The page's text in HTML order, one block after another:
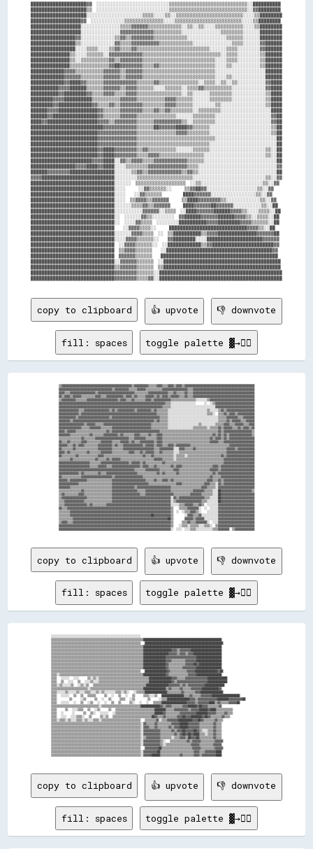
████████████████████▓▓  ░░░░░░░░░░░░░░░░░░░░░░░░░░▒▒▒▒▒▒▒▒▒▒▒▒▒▒▒▒▒▒▒▒▒▒▒▒▒▒▒▒░░██████████
████████████████████▒▒  ░░░░░░░░░░░░░░░░░░░░░░░░░░▒▒▒▒▒▒▒▒▒▒▒▒▒▒▒▒▒▒▒▒▒▒▒▒▒▒▒▒░░▓▓████████
████████████████████░░░░░░░░░░░░░░░░░░░░▒▒▒▒░░░░▒▒░░▒▒▒▒▒▒▒▒▒▒▒▒▒▒▒▒▒▒▒▒▒▒▒▒░░░░▒▒████████
██████████████████▓▓  ░░░░░░░░░░░░▒▒▒▒▒▒▒▒▒▒▒▒▒▒░░░░▒▒▒▒▒▒▒▒▒▒▒▒▒▒▒▒▒▒▒▒▒▒▒▒░░░░▒▒████████
██████████████████░░░░░░░░░░░░░░▒▒▒▒▓▓▓▓▓▓▒▒▒▒▒▒▒▒▒▒▒▒░░▒▒░░▒▒░░░░▒▒▒▒▒▒▒▒▒▒░░░░▒▒████████
██████████████████░░░░░░░░░░░░░░▓▓▓▓▓▓▓▓▓▓▓▓▒▒▒▒▒▒▒▒▒▒░░░░░░░░░░░░░░▒▒▒▒▒▒▒▒░░░░░░████████
████████████████▓▓░░░░░░░░░░░░▒▒▓▓▒▒▓▓▓▓▓▓▓▓▒▒▒▒▒▒▒▒▒▒▒▒░░░░░░░░░░░░░░▒▒▒▒▒▒░░░░░░████████
████████████████▒▒░░░░░░░░░░░░▓▓▒▒▒▒▓▓▓▓▓▓▓▓▓▓▒▒▒▒▒▒▒▒▒▒▒▒░░░░░░░░░░░░░░▒▒▒▒░░░░░░▓▓██████
████████████████░░░░▒▒▒▒░░░░▒▒▓▓▒▒▒▒▓▓▒▒▒▒▒▒▒▒▒▒▒▒▒▒▒▒▒▒▒▒▒▒▒▒▒▒░░░░░░▒▒▒▒░░░░░░░░▓▓██████
██████████████▒▒░░░░▒▒▒▒▒▒░░▓▓▓▓▓▓▓▓▓▓▓▓▒▒▒▒▒▒▒▒▒▒▒▒▒▒▒▒▒▒▒▒▒▒▒▒▒▒▒▒░░▒▒▒▒░░░░░░░░▒▒██████
██████████████▒▒░░▒▒▒▒▒▒▒▒▒▒▓▓▒▒▓▓▓▓▓▓▓▓▒▒▒▒▒▒▒▒▒▒▒▒▒▒▒▒▒▒▒▒▒▒▒▒▒▒░░░░▒▒▒▒░░░░░░░░▒▒██████
██████████████▒▒▒▒▒▒▒▒▒▒▒▒▒▒▓▓██▓▓▓▓▓▓▓▓▒▒▒▒▓▓▒▒▒▒▒▒▒▒▒▒▒▒▒▒▒▒▒▒▒▒░░░░▒▒░░░░░░░░░░▒▒██████
████████████▓▓▓▓▒▒▒▒▒▒▒▒▒▒▓▓▓▓▓▓▒▒▓▓▓▓▓▓▒▒▒▒▒▒▒▒▒▒▒▒▒▒▒▒▒▒▒▒▒▒▒▒▒▒░░░░░░░░░░░░░░░░░░██████
████████████▓▓▓▓▓▓▒▒▒▒▒▒▒▒▓▓▓▓▓▓▒▒▓▓▓▓▓▓▒▒▒▒▒▒▒▒▒▒▒▒▒▒▒▒▒▒▒▒▒▒▒▒▒▒░░░░▒▒░░░░░░░░░░░░██████
████████████▓▓████▓▓▒▒▒▒▒▒▓▓▓▓▓▓▓▓▓▓▓▓▒▒▒▒▒▒▓▓▒▒▒▒▒▒▒▒▒▒▒▒▒▒░░▒▒▒▒░░▒▒░░▒▒░░░░░░░░░░▓▓████
██████████▓▓▓▓██████▒▒▒▒▒▒▓▓▓▓▓▓▒▒▓▓▓▓▒▒▒▒▒▒░░░░▒▒▒▒▒▒░░▒▒▒▒▓▓▒▒▒▒▒▒▒▒▒▒░░░░░░░░░░░░▓▓████
██████████▓▓████████▓▓▒▒▒▒▓▓▓▓▒▒▒▒▓▓▓▓▒▒▒▒▒▒▒▒▒▒▒▒▒▒▒▒░░▒▒░░░░░░▒▒▒▒▒▒▒▒░░░░░░░░░░░░▒▒████
████████▓▓▓▓██████████▒▒▒▒▒▒▒▒▒▒▓▓▓▓▓▓▒▒▒▒▒▒▒▒▒▒▓▓▓▓▒▒▒▒▒▒░░░░░░▒▒▒▒▒▒▒▒░░░░░░░░░░░░▒▒████
████████▓▓████████████▓▓▒▒▒▒▓▓▒▒▓▓▓▓▓▓▓▓▒▒▒▒▒▒▒▒▓▓▓▓▒▒▒▒▒▒░░░░░░░░▒▒░░░░░░░░░░░░░░░░▒▒████
██████▓▓▓▓██████████████▓▓▒▒▒▒▒▒▓▓▓▓▓▓▓▓▒▒▒▒▓▓▒▒▓▓▒▒▒▒▒▒▒▒░░▒▒▒▒▒▒▒▒░░░░░░░░░░░░░░░░░░████
██████▓▓████████████████▓▓▒▒▒▒▒▒▓▓▓▓▓▓▒▒▒▒▒▒▒▒▒▒▒▒▒▒░░░░░░▒▒▒▒▒▒▒▒░░░░░░░░░░░░░░░░░░░░▓▓██
████▓▓██████████████████▓▓▓▓▒▒▓▓▓▓▓▓▓▓▒▒▒▒▒▒▓▓▓▓▓▓▓▓▓▓▒▒░░▒▒▒▒▒▒▒▒░░░░░░░░░░░░░░░░░░░░▓▓██
██████████████████████████▓▓▓▓▓▓▓▓▓▓▓▓▒▒▒▒▒▒██▓▓▓▓▓▓████▓▓▒▒▒▒▒▒░░░░░░░░░░░░░░░░░░░░░░▒▒██
████████████████████████▓▓▓▓▓▓▓▓▓▓▓▓▓▓▒▒▒▒▒▒▒▒▒▒▒▒▒▒▓▓▓▓▒▒▒▒▒▒▒▒░░░░░░░░░░░░░░░░░░░░░░▒▒██
████████████████████████▓▓▓▓▓▓▓▓▓▓▓▓▓▓▒▒▒▒▒▒▒▒▒▒▒▒▒▒▒▒▒▒▒▒▒▒▒▒▒▒▒▒░░░░░░░░░░░░░░░░░░░░░░██
████████████████████████▓▓▓▓▓▓▓▓▓▓▓▓▓▓▒▒▒▒▒▒▒▒▒▒▒▒▒▒▒▒▒▒▒▒▒▒▒▒▒▒░░░░░░░░░░░░░░░░░░░░░░░░██
████████████████████████▓▓████▓▓▓▓▓▓▓▓▒▒▓▓▒▒▒▒▒▒▒▒▒▒░░░░░░▒▒▒▒▒▒░░░░░░░░░░░░░░░░░░░░▒▒░░██
████████████████████████▓▓████▓▓▓▓▓▓▓▓▒▒▒▒▓▓▓▓▒▒▒▒▒▒▒▒▒▒▒▒▒▒▒▒░░░░░░░░░░░░░░░░░░░░░░▒▒░░██
██████████████████████▓▓▓▓████░░▓▓▒▒▓▓▓▓▒▒▒▒▓▓▓▓▓▓▓▓▓▓▓▓▒▒▒▒▒▒░░░░░░░░░░░░░░░░░░░░░░░░░░██
████████████████▓▓▓▓████▓▓████░░░░▒▒▒▒▒▒▒▒▓▓▓▓▓▓▓▓▓▓▓▓▓▓▒▒▒▒░░░░░░░░░░░░░░░░░░░░░░░░░░░░▓▓
██████▓▓▓▓▓▓▓▓████████████████░░░░░░▒▒▓▓▒▒▓▓▓▓▓▓▓▓▓▓▓▓▒▒▓▓▒▒░░░░░░░░░░░░░░░░░░░░░░░░░░░░██
▓▓▓▓██████████████████████████░░░░░░░░▒▒▒▒▒▒▒▒▒▒▒▒▒▒▒▒▒▒▒▒░░░░░░░░░░░░░░░░░░░░░░░░░░▒▒░░▓▓
██████████████████████████████░░░░░░  ▒▒▒▒▒▒▒▒▒▒▒▒▒▒▒▒▒▒  ░░▒▒░░░░░░░░░░░░░░░░░░░░░░▒▒░░▓▓
██████████████████████████████░░░░      ░░▓▓▒▒▒▒▒▒░░      ▒▒▓▓██▓▓░░░░░░░░░░░░░░░░░░▒▒░░▓▓
██████████████████████████████░░░░    ░░▓▓▒▒▒▒▒▒          ████▓▓▓▓▓▓░░░░░░░░░░░░░░░░▒▒░░▓▓
██████████████████████████████░░░░  ▒▒▓▓▓▓▒▒▓▓▓▓▓▓      ▒▒████▓▓▓▓▓▓▓▓▒▒░░░░░░░░░░░░▒▒░░▓▓
██████████████████████████████░░░░░░▒▒▒▒▓▓▒▒▓▓▓▓▓▓      ████▓▓▓▓▓▓██▓▓▓▓▓▓░░░░░░░░░░▒▒░░██
██████████████████████████████░░░░░░░░░░▓▓▓▓▓▓░░▒▒▒▒  ░░████▓▓▓▓▓▓██████▓▓▓▓▒▒░░░░▒▒▒▒░░██
██████████████████████████████░░  ░░░░░░▓▓▒▒░░░░░░░░  ▓▓██████▓▓▓▓▓▓██████▓▓▓▓▒▒░░▒▒▒▒░░██
██████████████████████████████░░  ░░░░▓▓▒▒▒▒  ░░░░░░░░██████████▓▓▓▓████████▓▓▓▓▒▒▒▒▒▒░░██
██████████████████████████████    ░░▓▓▓▓▒▒▒▒░░      ████████████████████████████▓▓▓▓▒▒░░██
██████████████████████████████░░░░░░▓▓▓▓▒▒▒▒  ░░  ▒▒██████████▒▒▓▓▓▓██████████████▓▓▓▓▓▓██
██████████████████████████████░░░░▓▓▓▓▒▒▒▒▒▒░░    ▓▓████████░░░░████████████████████▓▓▓▓▓▓
██████████████████████████████  ░░▓▓▓▓▒▒▒▒▒▒░░  ░░████████████▒▒▓▓██████████████████████▓▓
██████████████████████████████  ▒▒▓▓▓▓▒▒▒▒▒▒    ░░██████████████████████████████████████▓▓
██████████████████████████████  ▓▓▓▓▓▓▒▒▒▒▒▒    ██████████████████████████████████████████
██████████████████████████████░░▓▓▓▓▓▓▒▒▒▒▒▒  ░░██████████████████████████████████████████
██████████████████████████████▒▒▓▓▓▓▓▓▒▒▒▒▒▒  ▒▒██████████████████████████████████████████
██████████████████████████████▓▓▓▓▓▓▓▓▒▒▒▒▒▒░░████████████████████████████████████████████
copy to clipboard 👍 upvote 👎 downvote
fill: spaces toggle palette ▓→✊🏽
▒▒▓▓▓▓▓▓▓▓▓▓▓▓▓▓▓▓▓▓▓▓▓▓▓▓▓▓▓▓▓▓▓▓▓▓▓▓▓▓▓▓▓▓▓▓▓▓▓▓▓▓▒▒▓▓▓▓▓▓▓▓▓▓▒▒▒▒▒▒▓▓▓▓▒▒▒▒▓▓▓▓▒▒▓▓▓▓▒▒▓▓▓▓▓▓▓▓▓▓▓▓▓▓▓▓▓▓▓▓▓▓▓▓▓▓▓▓▓▓▓▓▓▓▓▓▓▓▓▓▓▓▓▓▓▓▓▓▓▓
▓▓▓▓▓▓▓▓▓▓▓▓▓▓▓▓▓▓▓▓▓▓▓▓▓▓▓▓▓▓▓▓▓▓▓▓▓▓▒▒▓▓▓▓▓▓▓▓▓▓▒▒▒▒▒▒▓▓▓▓▓▓▒▒▒▒▒▒▒▒▒▒▒▒▓▓▓▓▓▓▓▓▓▓▓▓▓▓▓▓▓▓▒▒▒▒▓▓▓▓▓▓▓▓▓▓▓▓▓▓▓▓▓▓▓▓▓▓▓▓▓▓▓▓▓▓▓▓▓▓▓▓▓▓▓▓▓▓▓▓
▓▓▓▓▒▒▒▒▓▓▓▓▓▓▓▓▓▓▓▓▓▓▓▓▓▓▒▒▓▓▓▓▓▓▓▓▓▓▓▓▓▓▓▓▓▓▓▓▓▓▓▓▓▓▒▒▒▒▒▒▒▒▒▒▓▓▓▓▓▓▓▓▓▓▓▓▓▓▒▒▒▒▓▓▒▒▒▒▒▒▓▓▒▒▒▒▓▓▓▓▓▓▓▓▓▓▓▓▓▓▓▓▓▓▓▓▓▓▓▓▓▓▓▓▓▓▓▓▓▓▓▓▓▓▓▓▓▓▓▓
▓▓▒▒▓▓▓▓▒▒▓▓▓▓▓▓▒▒▒▒▒▒▒▒▒▒▓▓▓▓▒▒▒▒▓▓▓▓▓▓▓▓▓▓▓▓▒▒▓▓▓▓▒▒▓▓▒▒▒▒▒▒▓▓▓▓▓▓▒▒▓▓▒▒▓▓▓▓▒▒▓▓▓▓▓▓▒▒▒▒▓▓▒▒▒▒▓▓▓▓▓▓▓▓▓▓▓▓▓▓▓▓▓▓▓▓▓▓▓▓▓▓▓▓▓▓▓▓▓▓▓▓▓▓▓▓▓▓▓▓
▒▒▓▓▓▓▓▓▓▓▓▓▒▒▒▒▒▒▒▒▓▓▓▓▓▓▓▓▓▓▓▓▓▓▓▓▓▓▓▓▓▓▒▒▓▓▓▓▒▒▒▒▓▓▒▒▒▒▒▒▒▒▓▓▓▓▒▒▓▓▓▓▓▓▓▓▓▓▓▓▒▒▒▒▒▒▒▒▒▒▒▒▒▒▒▒▒▒░░░░░░░░▒▒▓▓▓▓▓▓▓▓▓▓▓▓▓▓▓▓▓▓▓▓▓▓▓▓▓▓▓▓▓▓▓▓
▓▓▓▓▓▓▓▓▓▓▓▓▓▓▓▓▓▓▓▓▓▓▓▓▓▓▓▓▓▓▓▓▓▓▓▓▓▓▓▓▓▓▓▓▓▓▓▓▓▓▓▓▓▓▓▓▓▓▓▓▓▓▓▓▓▓▓▓▓▓▓▓▓▓▓▓▒▒▒▒░░░░░░░░░░░░░░░░░░      ░░  ░░▒▒▓▓▓▓▓▓▓▓▓▓▓▓▓▓▓▓▓▓▓▓▓▓▓▓▓▓▓▓
▓▓▓▓▓▓▓▓▓▓▓▓▓▓▓▓▓▓▓▓▓▓▓▓▓▓▓▓▓▓▓▓▓▓▓▓▓▓▓▓▓▓▓▓▓▓▓▓▓▓▓▓▓▓▓▓▓▓▓▓▓▓▓▓▓▓▓▓▓▓▓▓▓▓▒▒▒▒▒▒░░░░░░░░░░░░░░░░░░░░░░░░░░░░░░░░▓▓▓▓▓▓▓▓▓▓▓▓▓▓▓▓▓▓▓▓▓▓▓▓▓▓▓▓
▓▓▓▓▓▓▓▓▓▓▓▓▓▓▒▒▒▒▓▓▓▓▓▓▓▓▓▓▓▓▓▓▓▓▓▓▒▒▓▓▒▒▓▓▓▓▓▓▓▓▓▓▓▓▒▒▓▓▓▓▓▓▓▓▓▓▒▒▓▓▒▒▒▒▒▒▒▒░░░░░░░░░░░░░░░░░░░░░░░░░░░░▒▒░░░░░░▒▒▓▓▒▒▓▓▓▓▓▓▓▓▓▓▓▓▓▓▓▓▓▓▓▓
▓▓▓▓▓▓▓▓▓▓▓▓▓▓▒▒▓▓▓▓▓▓▓▓▓▓▓▓▓▓▓▓▓▓▓▓▓▓▓▓▓▓▓▓▓▓▓▓▓▓▓▓▓▓▓▓▓▓▓▓▓▓▓▓▓▓▓▓▓▓▒▒▒▒▒▒▒▒░░░░░░░░░░░░░░░░░░░░░░░░░░░░▒▒▒▒░░  ▒▒▒▒▓▓▒▒▓▓▓▓▒▒▓▓▓▓▓▓▓▓▓▓▓▓
▓▓▓▓▓▓▓▓▓▓▓▓▒▒▓▓▓▓▓▓▓▓▓▓▓▓▓▓▓▓▓▓▓▓▓▓▒▒▓▓▓▓▓▓▓▓▓▓▓▓▓▓▓▓▓▓▓▓▓▓▓▓▓▓▓▓▓▓▓▓▓▓▒▒▒▒▒▒░░░░░░░░░░░░░░░░░░░░░░░░░░░░░░░░░░░░▒▒▒▒▒▒▓▓▓▓▓▓▓▓▒▒▒▒▓▓▓▓▓▓▓▓
▓▓▓▓▓▓▓▓▒▒▓▓▓▓▓▓▓▓▓▓▓▓▓▓▓▓▓▓▓▓▓▓▓▓▓▓▓▓▓▓▓▓▓▓▓▓▓▓▓▓▓▓▓▓▓▓▓▓▓▓▓▓▓▓▓▓▓▓▒▒▓▓▒▒▒▒▒▒░░░░░░░░░░░░░░░░░░░░░░░░░░░░░░░░░░░░▒▒▒▒▒▒▓▓▒▒▓▓▓▓▓▓▒▒▒▒▓▓▓▓▓▓
▓▓▓▓▓▓▓▓▓▓▓▓▓▓▓▓▓▓▒▒▓▓▓▓▓▓▒▒▒▒▒▒▓▓▓▓▓▓▓▓▓▓▓▓▓▓▓▓▓▓▓▓▓▓▓▓▓▓▓▓▓▓▓▓▓▓▒▒▒▒▒▒▒▒▒▒▒▒░░░░░░░░░░░░░░░░░░░░░░▒▒░░░░░░░░░░▒▒▒▒▒▒▓▓▓▓▒▒▒▒▓▓▓▓▓▓▒▒▒▒▓▓▓▓
▓▓▓▓▓▓▓▓▓▓▓▓▓▓▓▓▒▒▒▒▒▒▓▓▓▓▓▓▓▓▒▒▒▒▒▒▒▒▓▓▓▓▓▓▓▓▓▓▓▓▓▓▓▓▓▓▓▓▓▓▓▓▓▓▓▓▒▒▒▒▒▒▒▒▒▒▒▒░░░░░░░░░░░░░░░░░░▒▒▒▒▒▒▒▒▒▒░░▒▒▒▒▒▒▓▓▒▒▓▓▓▓▓▓▒▒▒▒▓▓▒▒▓▓▓▓▒▒▓▓
▓▓▓▓▒▒▓▓▓▓▓▓▒▒▒▒▒▒▒▒▒▒▒▒▒▒▒▒▒▒▒▒▒▒▓▓▒▒▓▓▓▓▓▓▓▓▓▓▓▓▓▓▓▓▓▓▓▓▓▓▓▓▓▓▓▓▓▓▓▓▓▓▒▒▒▒▒▒▒▒▒▒▒▒▒▒▒▒▒▒▒▒▒▒▒▒▒▒▒▒▒▒▒▒▒▒▒▒▒▒▒▒▒▒▓▓▒▒▓▓▓▓▓▓▓▓▓▓▓▓▓▓▓▓▓▓▓▓▒▒
▓▓▓▓▓▓▓▓▒▒▒▒▒▒▒▒▒▒▒▒▒▒▓▓▒▒▒▒▒▒▒▒▓▓▓▓▓▓▓▓▓▓▒▒▓▓▒▒▒▒▒▒▒▒▓▓▓▓▒▒▒▒▒▒▓▓▒▒▒▒▓▓▓▓▒▒▒▒▒▒▒▒▒▒▒▒▒▒▒▒▒▒▒▒▒▒▒▒▒▒▒▒▒▒▒▒▒▒▒▒▓▓▒▒▓▓▒▒▓▓▒▒▓▓▓▓▓▓▓▓▓▓▓▓▓▓▓▓▒▒
▒▒▒▒▒▒▒▒▒▒▒▒▒▒▒▒▓▓▒▒▒▒▒▒▒▒▓▓▓▓▓▓▓▓▓▓▓▓▓▓▓▓▓▓▓▓▓▓▓▓▒▒▒▒▓▓▓▓▓▓▓▓▒▒▒▒▒▒▒▒▓▓▓▓▒▒▒▒▒▒▒▒▒▒▒▒▒▒▒▒▒▒▒▒▒▒▒▒▒▒▒▒▒▒▒▒▒▒▓▓▒▒▓▓▓▓▒▒▓▓▒▒▓▓▓▓▓▓▓▓▓▓▓▓▓▓▓▓▓▓
▓▓▒▒▒▒▓▓▒▒▒▒▒▒▒▒▓▓▓▓▒▒▒▒▒▒▒▒▒▒▓▓▓▓▓▓▓▓▒▒▒▒▒▒▓▓▓▓▓▓▒▒▓▓▒▒▒▒▓▓▓▓▓▓▓▓▓▓▒▒▓▓▓▓▒▒▒▒▒▒▒▒▒▒▒▒▒▒▒▒▒▒▒▒▒▒▒▒▒▒▒▒▒▒▒▒▒▒▓▓▓▓▓▓▒▒▒▒▓▓▓▓▓▓▓▓▓▓▓▓▓▓▓▓▓▓▓▓▓▓
▓▓▓▓▓▓▒▒▒▒▓▓▒▒▓▓▓▓▒▒▒▒▒▒▒▒▒▒▓▓▓▓▓▓▓▓▓▓▒▒▓▓▒▒▒▒▓▓▓▓▓▓▓▓▓▓▓▓▓▓▒▒▓▓▓▓▓▓▒▒▓▓▓▓▒▒▒▒▓▓▓▓▒▒▓▓▓▓▓▓▓▓▓▓▒▒▒▒▒▒▒▒▒▒▒▒▒▒▒▒▒▒▒▒▒▒▒▒▒▒▒▒▓▓▓▓▓▓▓▓▓▓▓▓▓▓▓▓▓▓
▓▓▒▒▒▒▒▒▒▒▓▓▒▒▒▒▒▒▒▒▒▒▒▒▒▒▒▒▓▓▓▓▓▓▓▓▓▓▒▒▒▒▒▒▒▒▓▓▓▓▓▓▓▓▓▓▓▓▓▓▓▓▓▓▓▓▓▓▒▒▒▒▓▓▓▓▓▓▓▓▓▓░░░░▓▓▓▓▒▒▒▒▒▒▓▓▒▒▒▒▒▒▒▒▒▒▒▒▒▒▒▒▒▒▒▒▒▒▓▓▓▓▓▓▒▒▓▓▓▓▓▓▓▓▓▓▓▓
▓▓▓▓▒▒▓▓▒▒▒▒▒▒▒▒▒▒▒▒▓▓▒▒▒▒▒▒▒▒▓▓▓▓▓▓▓▓▒▒▒▒▒▒▒▒▒▒▒▒▓▓▓▓▒▒▒▒▓▓▒▒▓▓▓▓▓▓▒▒▒▒▓▓▒▒▒▒▒▒▒▒░░░░▒▒▒▒▒▒▒▒▒▒▒▒▒▒▒▒▒▒▒▒▒▒▒▒▒▒▒▒▒▒▒▒▒▒▓▓▓▓▓▓▓▓▓▓▓▓▓▓▓▓▓▓▓▓
▓▓▒▒▒▒▒▒▒▒▒▒▓▓▒▒▒▒▒▒▒▒▒▒▒▒▒▒▓▓▓▓▒▒▒▒▒▒▒▒▒▒▒▒▒▒▒▒▒▒▒▒▒▒▒▒▒▒▒▒▓▓▒▒▒▒▓▓▒▒▒▒▒▒▒▒▒▒▒▒▒▒░░▒▒▒▒▒▒░░▒▒▒▒▒▒▒▒▒▒▒▒▒▒▒▒▒▒▒▒▒▒▒▒▓▓▒▒▓▓▓▓▓▓▓▓▓▓▓▓▓▓▓▓▓▓▓▓
▒▒▒▒▒▒▒▒▓▓▒▒▒▒▒▒▒▒▒▒▒▒▒▒▒▒▓▓▒▒▒▒▒▒▓▓▒▒▓▓▓▓▓▓▒▒▒▒▒▒▒▒▒▒▒▒▒▒▒▒▒▒▒▒▒▒▒▒▓▓▓▓▓▓▒▒▒▒▒▒▒▒░░▒▒▒▒▒▒▒▒▒▒▒▒▒▒▒▒▒▒▒▒▒▒▒▒▒▒▒▒▒▒▒▒▒▒▓▓▓▓▓▓▓▓▓▓▓▓▓▓▓▓▓▓▓▓▓▓
▓▓▓▓▓▓▓▓▓▓▓▓▓▓▓▓▓▓▓▓▓▓▒▒▒▒▒▒▒▒▓▓▓▓▓▓▓▓▓▓▓▓▓▓▓▓▓▓▓▓▒▒▓▓▓▓▓▓▒▒▓▓▒▒▒▒▒▒▒▒▒▒▒▒▓▓▒▒▒▒▒▒▒▒▒▒▒▒▒▒▒▒▒▒▒▒▒▒▒▒▒▒▒▒▒▒▒▒▒▒▒▒▒▒▒▒▒▒▓▓▓▓▓▓▓▓▓▓▓▓▓▓▓▓▓▓▓▓▓▓
▓▓▓▓▓▓▓▓▓▓▓▓▓▓▓▓▓▓▓▓▓▓▒▒▒▒▒▒▓▓▓▓▓▓▒▒▒▒▓▓▓▓▓▓▓▓▓▓▓▓▓▓▓▓▓▓▓▓▒▒▓▓▓▓▒▒▒▒▓▓▒▒▒▒▒▒▒▒▒▒▓▓▒▒▓▓▓▓▒▒▒▒▒▒▒▒▒▒▒▒▒▒▒▒▒▒▒▒▒▒▓▓▓▓▒▒▓▓▓▓▓▓▓▓▓▓▓▓▓▓▓▓▓▓▓▓▓▓▓▓
▓▓▓▓▓▓▓▓▓▓▓▓▓▓▓▓▓▓▓▓▓▓▓▓▓▓▓▓▓▓▓▓▓▓▓▓▓▓▓▓▓▓▓▓▓▓▓▓▓▓▓▓▓▓▒▒▒▒▒▒▒▒▓▓▓▓▓▓▓▓▓▓▒▒▒▒▒▒▒▒▒▒▓▓▓▓▒▒▒▒▒▒▒▒▒▒▒▒▒▒▒▒▒▒▒▒▒▒▓▓▓▓▓▓▒▒▓▓▓▓▓▓▓▓▓▓▓▓▓▓▓▓▓▓▓▓▓▓▓▓
▓▓▓▓▓▓▓▓▓▓▓▓▓▓▒▒▓▓▒▒▒▒▒▒▒▒▒▒▓▓▒▒▒▒▓▓▓▓▓▓▓▓▓▓▓▓▓▓▓▓▓▓▓▓▓▓▒▒▒▒▒▒▒▒▒▒▒▒▒▒▓▓▒▒▓▓▒▒▒▒▒▒▒▒▓▓▒▒▒▒▒▒▒▒▒▒▒▒▒▒▒▒▒▒▒▒▒▒▒▒▓▓▒▒▓▓▓▓▓▓▓▓▓▓▓▓▓▓▓▓▓▓▓▓▓▓▓▓▓▓
▓▓▒▒▒▒▒▒▒▒▒▒▒▒▒▒▓▓▓▓▓▓▓▓▓▓▓▓▓▓▓▓▓▓▓▓▓▓▒▒▓▓▓▓▓▓▓▓▓▓▓▓▓▓▓▓▓▓▓▓▒▒▒▒▒▒▒▒▒▒▒▒▒▒▒▒▒▒▒▒▒▒▒▒▒▒▒▒▒▒▒▒▒▒▒▒▒▒▒▒▒▒▒▒▒▒▒▒▓▓▒▒▒▒▒▒▓▓▓▓▓▓▓▓▓▓▓▓▓▓▓▓▓▓▓▓▓▓▓▓
▓▓▓▓▓▓▒▒▓▓▓▓▓▓▓▓▓▓▓▓▒▒▒▒▒▒▒▒▒▒▒▒▒▒▒▒▒▒▓▓▓▓▓▓▓▓▓▓▓▓▓▓▓▓▓▓▓▓▓▓▓▓▒▒▒▒▒▒▓▓▒▒▒▒▓▓▓▓▒▒▓▓▒▒▒▒▒▒▒▒▒▒▒▒▒▒▒▒▒▒▒▒▒▒▒▒▓▓▓▓▒▒▒▒▓▓▒▒▓▓▓▓▓▓▓▓▓▓▓▓▓▓▓▓▓▓▓▓▓▓
▓▓▓▓▓▓▓▓▓▓▓▓▓▓▒▒▒▒▒▒▒▒▒▒▒▒▒▒▒▒▒▒▒▒▒▒▒▒▓▓▓▓▓▓▓▓▓▓▓▓▓▓▓▓▓▓▓▓▓▓▓▓▓▓▒▒▒▒▒▒▒▒▒▒▒▒▒▒▒▒▒▒▒▒▓▓▓▓▒▒▒▒▒▒▒▒▒▒▒▒▒▒▒▒▓▓▓▓▒▒▒▒░░▓▓▒▒▓▓▓▓▓▓▓▓▓▓▓▓▓▓▓▓▓▓▓▓▓▓
▓▓▓▓▓▓▓▓▒▒▒▒▒▒▒▒▒▒▒▒▒▒▒▒▒▒▒▒▒▒▒▒▒▒▒▒▒▒▓▓▓▓▓▓▓▓▓▓▓▓▓▓▓▓▒▒▓▓▓▓▓▓▓▓▓▓▓▓▓▓▓▓▓▓▓▓▓▓▓▓▒▒▒▒▒▒▒▒▒▒▒▒▒▒▒▒▒▒▒▒▒▒▓▓▓▓▒▒▒▒▒▒░░▓▓▓▓▓▓▓▓▓▓▓▓▓▓▓▓▓▓▓▓▓▓▓▓▓▓
▒▒▒▒▒▒▒▒▒▒▒▒▒▒▒▒▓▓▒▒▒▒▒▒▒▒▒▒▒▒▒▒▒▒▒▒▒▒▓▓▓▓▓▓▓▓▓▓▓▓▓▓▓▓▓▓▒▒▒▒▒▒▓▓▓▓▓▓▓▓▓▓▓▓▓▓▓▓▓▓▒▒▒▒▒▒▒▒▒▒▒▒▒▒▒▒▓▓▓▓▓▓▓▓▒▒▒▒▒▒░░░░██▓▓▓▓▓▓▓▓▓▓▓▓▓▓▓▓▓▓▓▓▓▓▒▒
▒▒▓▓▒▒▒▒▒▒▒▒▒▒▓▓▓▓▒▒▒▒▒▒▒▒▒▒▒▒▒▒▒▒▒▒▒▒▓▓▓▓▓▓▓▓▓▓▓▓▓▓▓▓▓▓▓▓▒▒▒▒▓▓▓▓▓▓▓▓▓▓▓▓▓▓▓▓▓▓▓▓▒▒▒▒▒▒▒▒▒▒▒▒▓▓▓▓▓▓▓▓▒▒▒▒▒▒▒▒░░░░██▓▓▓▓▓▓▓▓▓▓▓▓▓▓▓▓▓▓▓▓▓▓▓▓
▒▒▓▓▓▓▓▓▓▓▓▓▓▓▓▓▓▓▓▓▒▒▒▒▒▒▒▒▒▒▒▒▒▒▒▒▒▒▓▓▓▓▓▓▓▓▓▓▓▓▓▓▓▓▓▓▓▓▓▓▓▓▓▓▓▓▓▓▓▓▓▓▓▓▓▓▓▓▓▓░░▓▓▒▒▓▓▓▓▓▓▓▓▓▓▓▓▓▓▓▓▓▓▒▒▒▒░░░░░░██▓▓▓▓▓▓▓▓▓▓▓▓▓▓▓▓▓▓▓▓▓▓▓▓
▒▒▒▒▓▓▓▓▓▓▓▓▓▓▓▓▓▓▒▒▒▒▒▒▒▒▒▒▒▒▒▒▒▒▒▒▒▒▓▓▓▓▓▓▓▓▓▓▓▓▓▓▓▓▓▓▓▓▓▓▓▓▓▓▓▓▓▓▓▓▓▓▓▓▓▓▓▓▓▓░░▒▒▓▓▓▓▓▓▓▓▓▓▓▓▓▓▓▓▓▓▒▒▒▒░░░░░░░░██▓▓▓▓▓▓▓▓▓▓▓▓▓▓▓▓▓▓▓▓▓▓▓▓
▒▒▒▒▓▓▓▓▓▓▓▓▓▓▓▓▓▓▓▓▒▒▓▓▒▒▒▒▒▒▒▒▒▒▓▓▓▓▓▓▓▓▓▓▓▓▓▓▓▓▓▓▓▓▓▓▓▓▓▓▓▓▓▓▓▓▓▓▓▓▓▓▓▓▓▓▓▓▓▓░░░░░░▒▒▒▒▓▓▓▓▓▓▒▒▒▒▓▓▒▒  ░░░░░░░░▓▓▓▓▓▓▓▓▓▓▓▓▓▓▓▓▓▓▓▓▓▓▓▓▓▓
▓▓▒▒▒▒▓▓▓▓▓▓▓▓▓▓▓▓▓▓▓▓▓▓▓▓▓▓▓▓▓▓▓▓▓▓▓▓▓▓▓▓▓▓▓▓▓▓▓▓▓▓▓▓▓▓▓▓▓▓▓▓▓▓▓▓▓▓▓▓▓▓▓▓▓▓▓▓▓▓▒▒    ▒▒▒▒▒▒▓▓▓▓▓▓▓▓░░  ░░  ░░░░░░▓▓▓▓▓▓▓▓▓▓▓▓▓▓▓▓▓▓▓▓▓▓▓▓▓▓
▒▒▒▒▒▒▒▒▓▓▓▓▓▓▓▓▓▓▓▓▓▓▓▓▓▓▓▓▓▓▓▓▓▓▓▓▓▓▓▓▓▓▓▓▓▓▓▓▓▓▓▓▓▓▓▓▓▓▓▓▓▓▓▓▓▓▓▓▓▓▓▓▓▓▓▓▓▓▓▓▒▒  ░░  ░░▒▒▒▒▓▓▓▓▒▒░░    ░░░░░░░░▓▓▓▓▓▓▓▓▓▓▓▓▓▓▓▓▓▓▓▓▓▓▓▓▓▓
▒▒▒▒▒▒▒▒▓▓▓▓▓▓▓▓▓▓▓▓▓▓▓▓▓▓▓▓▓▓▓▓▓▓▓▓▓▓▓▓▓▓▓▓▓▓▓▓▓▓▓▓▓▓▓▓▓▓▓▓▓▓▓▓▓▓██▓▓▓▓▓▓▓▓▓▓▓▓▒▒        ░░▓▓▓▓▒▒▒▒▓▓░░░░░░░░░░░░▓▓▓▓▓▓▓▓▓▓▓▓▓▓▓▓▓▓▓▓▓▓▓▓▓▓
▒▒▒▒▒▒▒▒▒▒▓▓▓▓▓▓▓▓▓▓▓▓▓▓▓▓▓▓▓▓▓▓▓▓▓▓▓▓▓▓▓▓▓▓▓▓▓▓▓▓▓▓▓▓▓▓▓▓▓▓▓▓▓▓▓▓▓▓▓▓▓▓▓▓▓▓▓▓██▒▒        ▓▓▓▓▓▓▒▒▓▓▓▓▓▓░░░░░░░░░░▓▓▓▓▓▓▓▓▓▓▓▓▓▓▓▓▓▓▓▓▓▓▓▓▓▓
▒▒▓▓▓▓▒▒▒▒▓▓▓▓▓▓▓▓▓▓▓▓▓▓▓▓▓▓▓▓▓▓▓▓▓▓▓▓▓▓▓▓▓▓▓▓▓▓▓▓▓▓▓▓▓▓▓▓▓▓▓▓▓▓▓▓▓▓▓▓▓▓▓▓▓▓▓▓▓▓▒▒      ▒▒▒▒▓▓▒▒▒▒▓▓▓▓▓▓▓▓░░  ░░░░▓▓▓▓▓▓▓▓▓▓▓▓▓▓▓▓▓▓▓▓▓▓▓▓▓▓
▓▓▓▓▓▓▓▓▓▓▓▓▓▓▓▓▓▓▓▓▓▓▓▓▓▓▓▓▓▓▓▓▓▓▓▓▓▓▓▓▓▓▓▓▓▓▓▓▓▓▓▓▓▓▓▓▓▓▓▓▓▓▓▓▓▓▓▓▓▓▓▓▓▓▓▓▓▓▓▓▒▒    ░░▒▒▒▒░░▒▒▒▒▒▒░░░░▒▒▒▒░░  ▒▒▓▓▓▓▓▓▓▓▓▓▓▓▓▓▓▓▓▓▓▓▓▓▓▓▓▓
copy to clipboard 👍 upvote 👎 downvote
fill: spaces toggle palette ▓→✊🏽
▒▒▒▒▒▒▒▒▒▒▒▒▒▒▒▒▒▒▒▒▒▒▒▒▒▒▒▒▒▒▒▒▒▒▒▒▒▒▒▒▒▒▒▒▒▒▒▒▒▒▒▒▒▒▒▒▒▒▒▒▒▒▒▒▒▒████████████████████████████████████████████████████████
▒▒▒▒▒▒▒▒▒▒▒▒▒▒▒▒▒▒▒▒▒▒▒▒▒▒▒▒▒▒▒▒▒▒▒▒▒▒▒▒▒▒▒▒▒▒▒▒▒▒▒▒▒▒▒▒▒▒▒▒▒▒▒▒  ████████████████████████████████████████████████████████
▒▒▒▒▒▒▒▒▒▒▒▒▒▒▒▒▒▒▒▒▒▒▒▒▒▒▒▒▒▒▒▒▒▒▒▒▒▒▒▒▒▒▒▒▒▒▒▒▒▒▒▒▒▒▒▒▒▒▒▒▒▒▒▒▒▒████████████████████████████████████████████████████████
▒▒▒▒▒▒▒▒▒▒▒▒▒▒▒▒▒▒▒▒▒▒▒▒▒▒▒▒▒▒▒▒▒▒▒▒▒▒▒▒▒▒▒▒▒▒▒▒▒▒▒▒▒▒▒▒▒▒▒▒▒▒▒▒▒▒████████████████████▓▓▓▓▒▒▓▓▓▓▓▓▓▓██████████████████████
▒▒▒▒▒▒▒▒▒▒▒▒▒▒▒▒▒▒▒▒▒▒▒▒▒▒▒▒▒▒▒▒▒▒▒▒▒▒▒▒▒▒▒▒▒▒▒▒▒▒▒▒▒▒▒▒▒▒▒▒▒▒▒▒▒▒██████████████████▓▓▓▓▓▓▒▒▓▓▓▓▒▒▓▓▓▓████████████████████
▒▒▒▒▒▒▒▒▒▒▒▒▒▒▒▒▒▒▒▒▒▒▒▒▒▒▒▒▒▒▒▒▒▒▒▒▒▒▒▒▒▒▒▒▒▒▒▒▒▒▒▒▒▒▒▒▒▒▒▒▒▒▒▒▒▒████████████████▓▓▓▓▓▓▓▓▓▓▓▓▓▓▓▓▓▓▓▓▓▓██████████████████
▒▒▒▒▒▒▒▒▒▒▒▒▒▒▒▒▒▒▒▒▒▒▒▒▒▒▒▒▒▒▒▒▒▒▒▒▒▒▒▒▒▒▒▒▒▒▒▒▒▒▒▒▒▒▒▒▒▒▒▒▒▒▒▒▒▒████████████████▓▓▓▓▒▒▒▒▒▒▒▒▒▒▓▓▓▓▓▓▓▓██████████████████
▒▒▒▒▒▒▒▒▒▒▒▒▒▒▒▒▒▒▒▒▒▒▒▒▒▒▒▒▒▒▒▒▒▒▒▒▒▒▒▒▒▒▒▒▒▒▒▒▒▒▒▒▒▒▒▒▒▒▒▒▒▒▒▒▒▒████████████████▓▓▒▒▒▒▒▒▒▒▒▒▒▒▓▓▓▓▓▓██▓▓████████████████
▒▒▒▒▒▒▒▒▒▒▒▒▒▒▒▒▒▒▒▒▒▒▒▒▒▒▒▒▒▒▒▒▒▒▒▒▒▒▒▒▒▒▒▒▒▒▒▒▒▒▒▒▒▒▒▒▒▒▒▒▒▒▒▒▒▒████████████████▓▓▒▒▒▒▒▒▒▒▒▒▓▓▓▓▓▓▓▓▓▓██████████████████
▒▒▒▒▒▒▒▒▒▒▒▒▒▒▒▒▒▒▒▒▒▒▒▒▒▒▒▒▒▒▒▒▒▒▒▒▒▒▒▒▒▒▒▒▒▒▒▒▒▒▒▒▒▒▒▒▒▒▒▒▒▒▒▒  ████████████████▓▓▒▒▒▒▒▒▒▒▒▒▒▒▓▓▓▓▓▓████████████████▓▓██
▒▒▒▒░░▒▒▒▒▒▒▒▒▒▒▒▒▒▒▒▒▒▒▒▒▒▒▒▒▒▒▒▒▒▒▒▒▒▒▒▒▒▒▒▒▒▒▒▒▒▒▒▒▒▒▒▒▒▒▒▒▒▒▒▒████████████████▓▓▒▒▒▒▒▒▒▒▒▒▒▒▒▒▓▓▓▓▓▓██████████████████
▒▒▒▒  ░░░░░░  ░░░░    ▒▒░░▒▒░░▒▒▒▒▒▒▒▒▒▒▒▒▒▒▒▒▒▒▒▒▒▒▒▒▒▒▒▒▒▒▒▒▒▒▒▒████████████████▓▓▓▓▒▒▒▒▒▒▓▓▓▓▓▓▓▓▓▓▓▓▓▓▓▓██████████████
▒▒▒▒  ▒▒  ░░░░  ▒▒  ░░░░▒▒░░░░▒▒▒▒▒▒▒▒▒▒▒▒▒▒▒▒▒▒▒▒▒▒▒▒▒▒▒▒▒▒▒▒▒▒▒▒████████████████▓▓▒▒▓▓▓▓▓▓▓▓▓▓▓▓▓▓▓▓▓▓▓▓▓▓██████████████
▒▒▒▒░░▒▒░░░░░░▒▒  ░░▒▒░░▒▒  ▒▒▒▒▒▒▒▒▒▒▒▒▒▒▒▒▒▒▒▒▒▒▒▒▒▒▒▒▒▒▒▒▒▒▒▒▒▒████████████████▓▓▓▓▓▓▓▓▒▒▓▓▒▒▓▓▓▓▓▓▓▓▓▓▓▓██████████████
▒▒▒▒▒▒▒▒▒▒▒▒▒▒▒▒▒▒▒▒▒▒▒▒▒▒░░▒▒▒▒▒▒▒▒▒▒▒▒▒▒▒▒▒▒▒▒▒▒▒▒▒▒▒▒▒▒▒▒▒▒▒▒▒▒████████████████▒▒▓▓▒▒▒▒▒▒▓▓▒▒▒▒▒▒▓▓▓▓▓▓▓▓████████████▓▓
▒▒▒▒░░░░░░▒▒░░░░░░▒▒░░░░▒▒▒▒░░░░▒▒░░▒▒░░░░░░░░▒▒▒▒░░▒▒░░  ░░▒▒▒▒▒▒████████████████▒▒▒▒▒▒▒▒▒▒▓▓▒▒▒▒▒▒▒▒▓▓▓▓████████████████
▒▒▒▒  ░░░░░░  ▒▒  ▒▒  ▒▒▒▒▒▒    ▒▒  ░░  ▒▒  ░░  ▒▒    ▒▒▒▒░░░░▒▒  ████████████████▒▒▒▒▓▓▒▒▒▒▒▒▓▓▓▓▓▓▓▓████████████████████
▒▒▒▒      ▒▒    ░░▒▒    ▒▒  ░░  ▒▒    ▒▒▒▒  ░░▒▒      ▒▒    ░░▒▒▒▒████████████████▓▓▓▓▒▒▓▓▓▓▓▓▓▓▓▓▓▓▓▓████████▓▓▓▓▓▓▓▓▓▓██
▒▒▒▒  ░░░░░░  ░░  ▒▒  ░░▒▒  ░░  ░░  ▒▒  ▒▒    ▒▒░░  ░░  ░░  ▒▒▒▒▒▒██████████████████▓▓▓▓▓▓▒▒▓▓▓▓▓▓▓▓████▒▒▓▓▒▒▒▒▒▒▓▓▓▓▓▓██
▒▒▒▒▒▒▒▒▒▒▒▒▒▒▒▒▒▒▒▒▒▒▒▒▒▒▒▒▒▒▒▒▒▒░░▒▒▒▒▒▒▒▒▒▒▒▒▒▒▒▒▒▒▒▒▒▒▒▒▒▒▒▒██████████████▓▓▒▒▓▓▓▓▒▒▒▒▒▒▒▒▓▓▓▓██████▓▓██▓▓▓▓▒▒▒▒▒▒▒▒▓▓
▒▒▒▒    ▒▒  ░░░░▒▒▒▒  ▒▒  ░░▒▒    ▒▒  ▒▒▒▒▒▒▒▒▒▒▒▒▒▒▒▒▒▒▒▒▒▒▒▒▒▒▒▒████████▒▒▒▒▒▒▓▓▓▓▓▓▓▓▓▓▒▒▓▓▓▓▓▓██████▓▓████▒▒▒▒▒▒▒▒▒▒▒▒
▒▒▒▒  ░░    ░░    ▒▒  ▒▒░░  ░░░░░░  ░░▒▒▒▒▒▒▒▒▒▒▒▒▒▒▒▒▒▒▒▒▒▒▒▒▒▒▒▒██████▓▓▒▒▒▒▒▒▒▒▒▒▓▓▓▓▓▓▓▓▓▓▓▓████████▓▓▓▓▓▓▒▒▒▒▒▒▓▓▒▒▒▒
▒▒▒▒  ░░░░  ░░░░▒▒▒▒░░  ▒▒    ▒▒░░▒▒  ▒▒▒▒▒▒▒▒▒▒▒▒▒▒▒▒▒▒▒▒▒▒▒▒▒▒▒▒██▓▓▒▒▒▒▓▓▒▒▒▒▒▒▒▒▓▓▓▓██▓▓▓▓████████▓▓██▓▓▒▒▒▒▒▒▒▒▓▓▒▒▒▒
▒▒▒▒░░▒▒▒▒░░▒▒░░░░▒▒▒▒░░▒▒░░░░▒▒▒▒░░▒▒▒▒▒▒▒▒▒▒▒▒▒▒▒▒▒▒▒▒▒▒▒▒▒▒▒▒  ▒▒▒▒▒▒▒▒▓▓░░▒▒▒▒▓▓▓▓▓▓▓▓██████████▓▓▓▓██▓▓▒▒▒▒▒▒▒▒▓▓▒▒▒▒
▒▒▒▒▒▒▒▒▒▒▒▒▒▒▒▒▒▒▒▒▒▒▒▒▒▒▒▒▒▒▒▒▒▒▒▒▒▒▒▒▒▒▒▒▒▒▒▒▒▒▒▒▒▒▒▒▒▒▒▒▒▒▒▒░░▓▓▒▒▒▒▒▒▓▓▒▒▒▒▒▒▒▒▒▒▓▓▓▓▓▓██████▓▓▓▓▓▓▓▓▒▒▒▒▒▒▒▒▒▒▓▓▒▒▒▒
▒▒▒▒▒▒▒▒▒▒▒▒▒▒▒▒▒▒▒▒▒▒▒▒▒▒▒▒▒▒▒▒▒▒▒▒▒▒▒▒▒▒▒▒▒▒▒▒▒▒▒▒▒▒▒▒▒▒▒▒▒▒▒▒░░▓▓▓▓▒▒▒▒▓▓▒▒▒▒▒▒▒▒▓▓▒▒▓▓▓▓██████▓▓▓▓▓▓▓▓▒▒▒▒▒▒▒▒▒▒▓▓▒▒▒▒
▒▒▒▒▒▒▒▒▒▒▒▒▒▒▒▒▒▒▒▒▒▒▒▒▒▒▒▒▒▒▒▒▒▒▒▒▒▒▒▒▒▒▒▒▒▒▒▒▒▒▒▒▒▒▒▒▒▒▒▒▒▒▒▒░░▓▓▓▓▓▓▓▓▓▓▓▓▒▒▒▒▒▒▒▒▓▓▒▒▓▓▓▓██▓▓▓▓▓▓██▓▓▒▒░░░░▒▒▒▒▓▓▒▒▒▒
▒▒▒▒▒▒▒▒▒▒▒▒▒▒▒▒▒▒▒▒▒▒▒▒▒▒▒▒▒▒▒▒▒▒▒▒▒▒▒▒▒▒▒▒▒▒▒▒▒▒▒▒▒▒▒▒▒▒▒▒▒▒▒▒░░▓▓▓▓▓▓▓▓▓▓▓▓▒▒▒▒▒▒▒▒▒▒▓▓▒▒▓▓██▓▓██▓▓████▒▒▒▒░░▒▒▒▒▓▓▒▒▒▒
▒▒▒▒▒▒▒▒▒▒▒▒▒▒▒▒▒▒▒▒▒▒▒▒▒▒▒▒▒▒▒▒▒▒▒▒▒▒▒▒▒▒▒▒▒▒▒▒▒▒▒▒▒▒▒▒▒▒▒▒▒▒▒▒░░▒▒▓▓▓▓▓▓▓▓▓▓▒▒▒▒▒▒▒▒░░▒▒▒▒▓▓▓▓▒▒██▓▓▓▓██▒▒▒▒▒▒▒▒▒▒▓▓▒▒▒▒
▒▒▒▒▒▒▒▒▒▒▒▒▒▒▒▒▒▒▒▒▒▒▒▒▒▒▒▒▒▒▒▒▒▒▒▒▒▒▒▒▒▒▒▒▒▒▒▒▒▒▒▒▒▒▒▒▒▒▒▒▒▒▒▒░░▓▓▓▓▓▓▓▓▓▓▓▓▒▒░░  ▒▒▒▒▒▒▒▒▒▒▒▒▓▓▒▒▓▓▓▓▓▓▒▒▒▒▒▒▒▒▒▒▓▓▓▓▓▓
▒▒▒▒▒▒▒▒▒▒▒▒▒▒▒▒▒▒▒▒▒▒▒▒▒▒▒▒▒▒▒▒▒▒▒▒▒▒▒▒▒▒▒▒▒▒▒▒▒▒▒▒▒▒▒▒▒▒▒▒▒▒▒▒░░▓▓▓▓▓▓▓▓▓▓▓▓▒▒░░▒▒▒▒▒▒▒▒▒▒▒▒▒▒▒▒▒▒▓▓▓▓▓▓▒▒▒▒▒▒▒▒▒▒▓▓▓▓▓▓
▒▒▒▒▒▒▒▒▒▒▒▒▒▒▒▒▒▒▒▒▒▒▒▒▒▒▒▒▒▒▒▒▒▒▒▒▒▒▒▒▒▒▒▒▒▒▒▒▒▒▒▒▒▒▒▒▒▒▒▒▒▒▒▒  ▓▓▓▓▓▓▓▓▓▓██▒▒▒▒▒▒▒▒▒▒▒▒▒▒▒▒▒▒▒▒▒▒▓▓▓▓▓▓▒▒▒▒▒▒▒▒▒▒▓▓▓▓▓▓
▒▒▒▒▒▒▒▒▒▒▒▒▒▒▒▒▒▒▒▒▒▒▒▒▒▒▒▒▒▒▒▒▒▒▒▒▒▒▒▒▒▒▒▒▒▒▒▒▒▒▒▒▒▒▒▒▒▒▒▒▒▒▒▒░░▓▓▓▓▓▓▓▓▓▓██▒▒▒▒▒▒▒▒▒▒▒▒▒▒▒▒▒▒▒▒▒▒▒▒▓▓▓▓▒▒▒▒▓▓▓▓▓▓▓▓████
copy to clipboard 👍 upvote 👎 downvote
fill: spaces toggle palette ▓→✊🏽